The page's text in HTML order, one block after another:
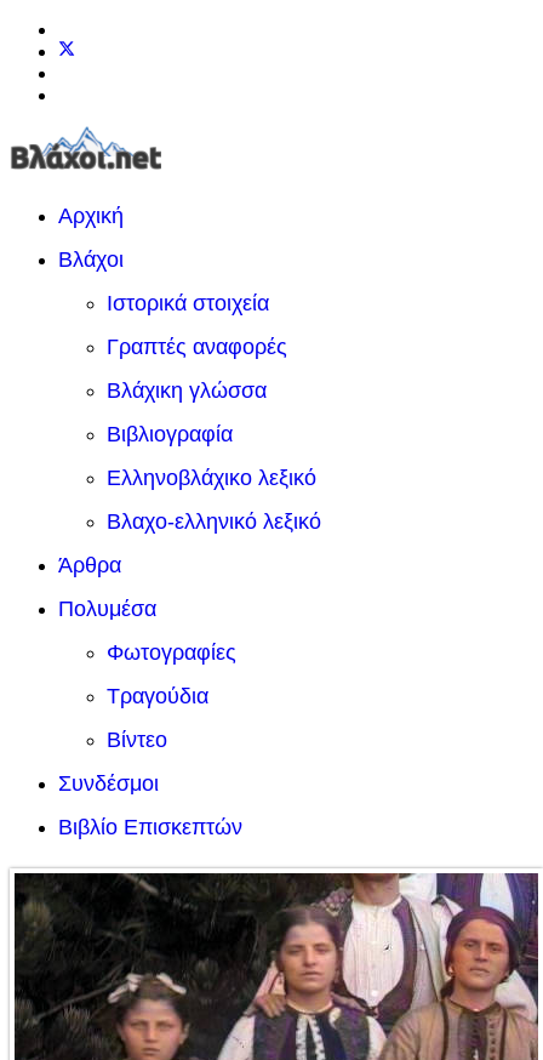
Αρχική
Βλάχοι
Ιστορικά στοιχεία
Γραπτές αναφορές
Βλάχικη γλώσσα
Βιβλιογραφία
Ελληνοβλάχικο λεξικό
Βλαχο-ελληνικό λεξικό
Άρθρα
Πολυμέσα
Φωτογραφίες
Τραγούδια
Βίντεο
Συνδέσμοι
Βιβλίο Επισκεπτών